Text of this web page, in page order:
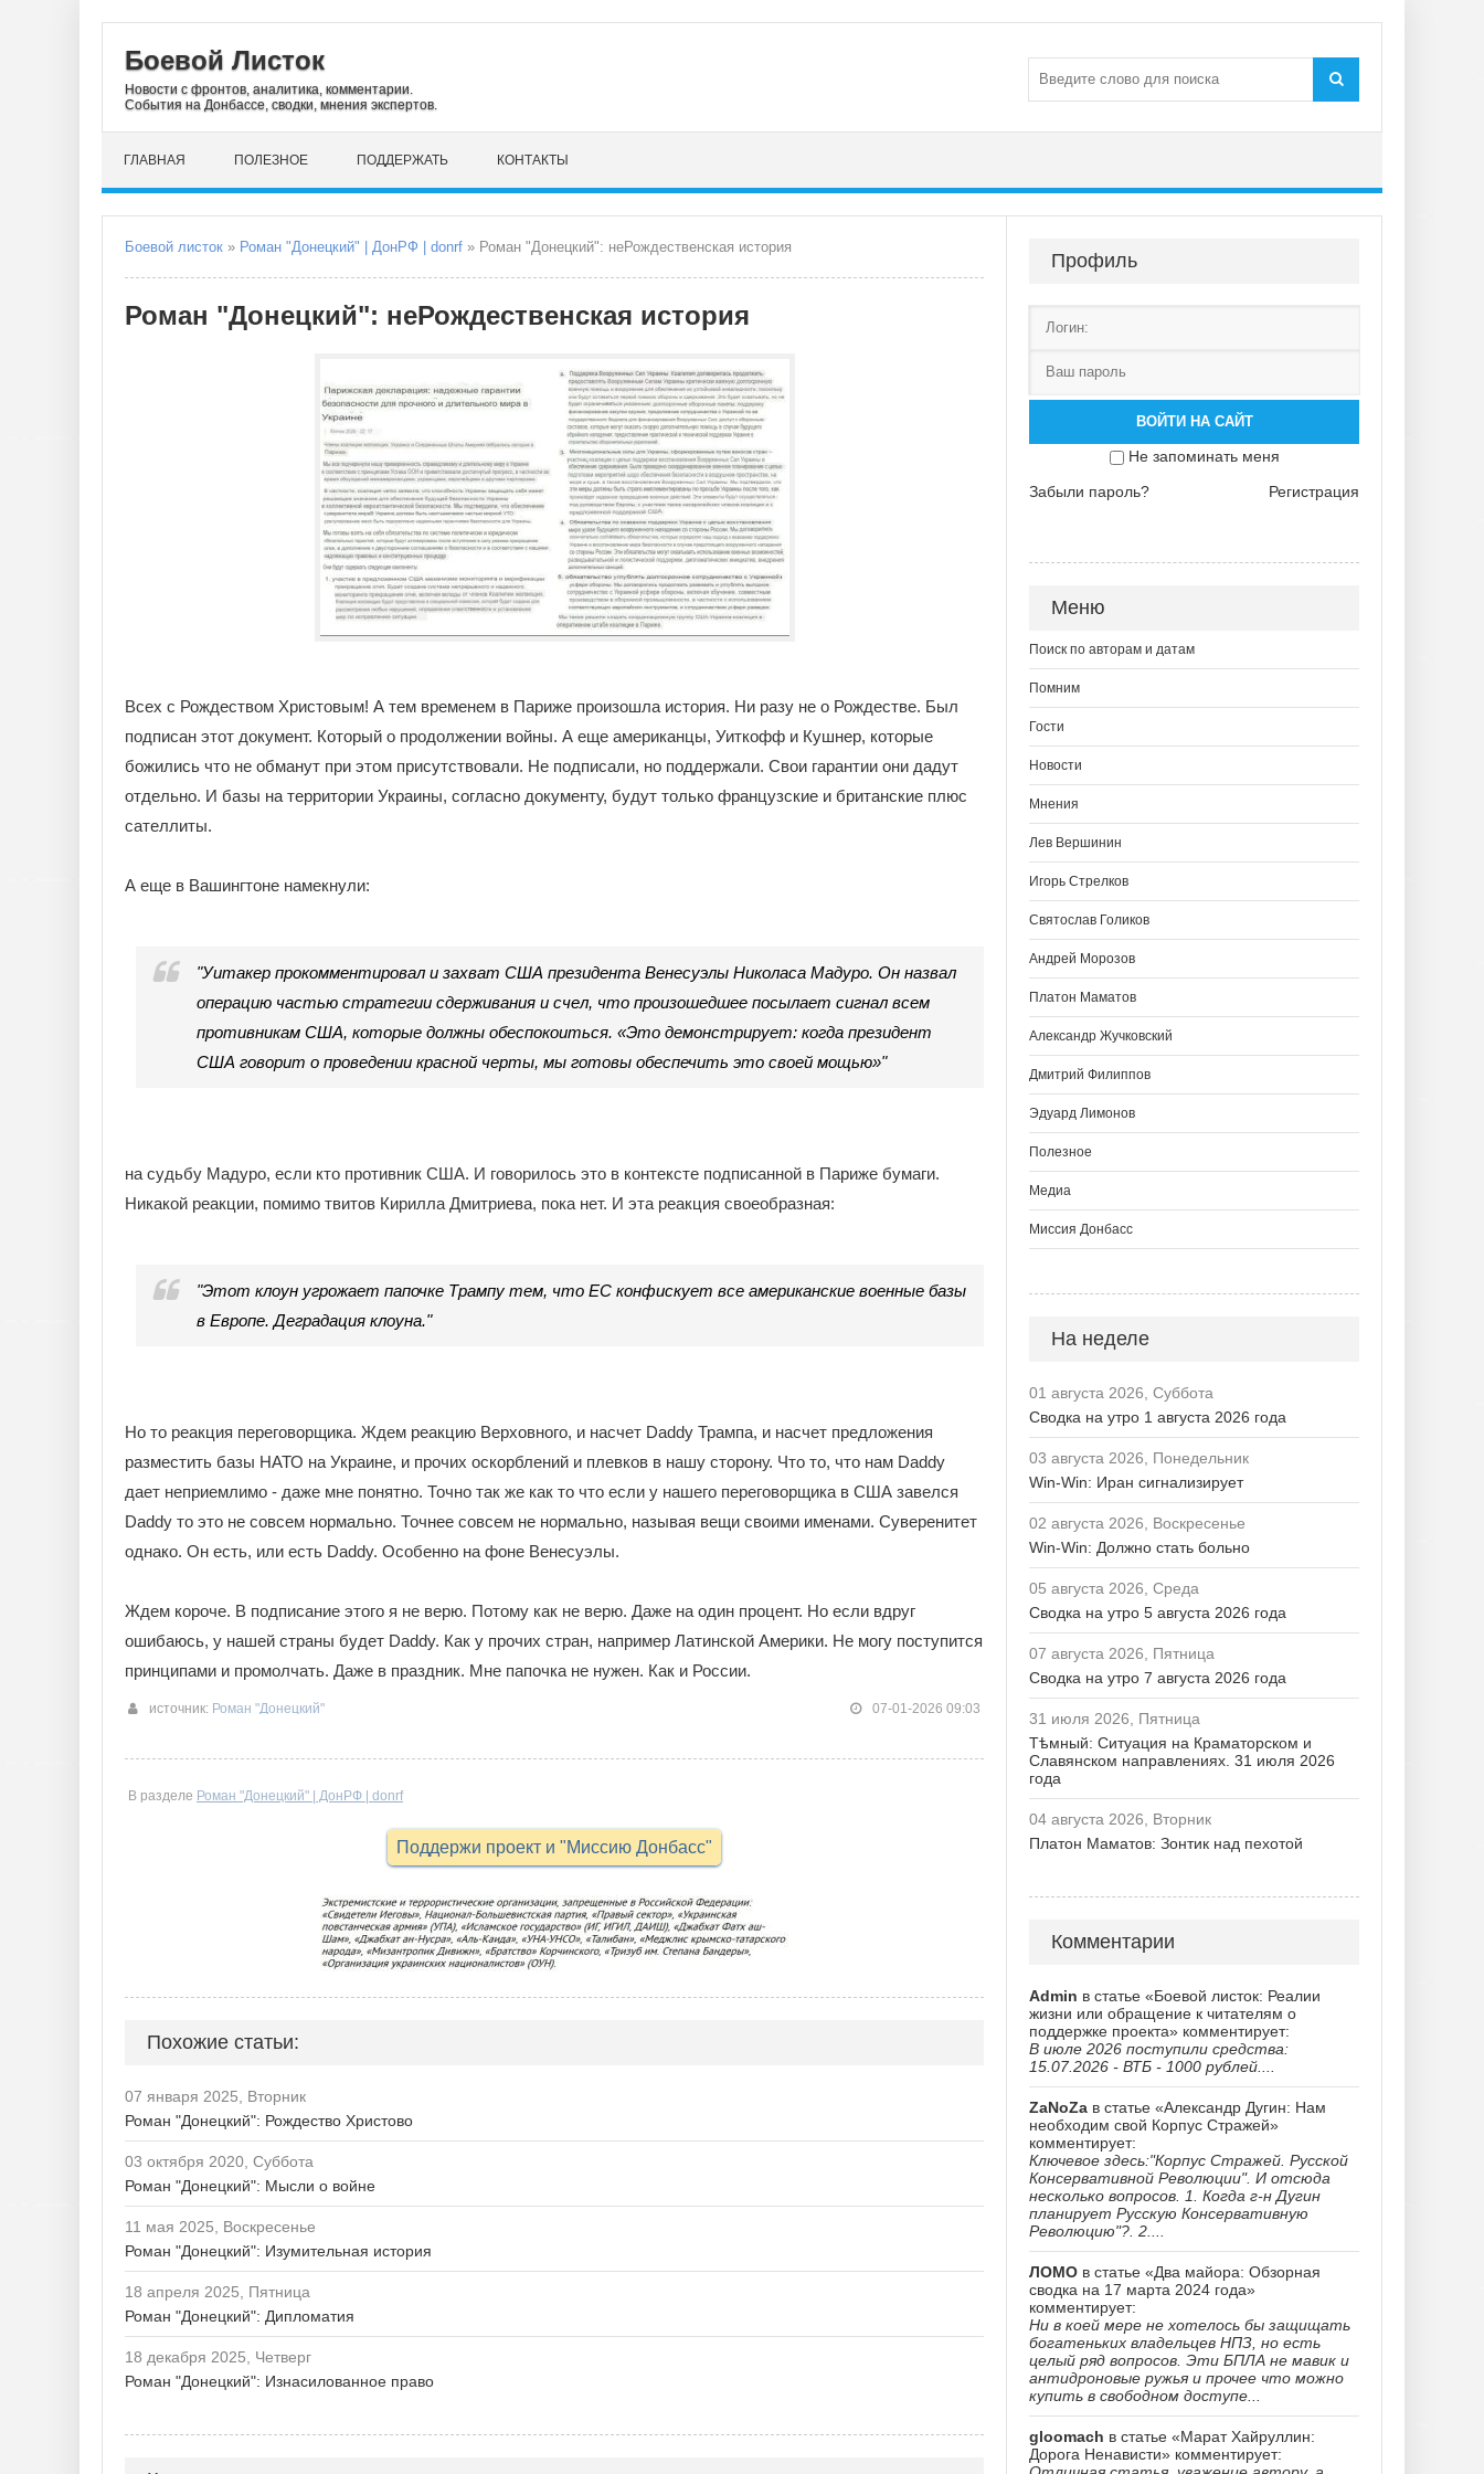
Боевой Листок
Новости с фронтов, аналитика, комментарии.
События на Донбассе, сводки, мнения экспертов.
ГЛАВНАЯ ПОЛЕЗНОЕ ПОДДЕРЖАТЬ КОНТАКТЫ
Боевой листок » Роман "Донецкий" | ДонРФ | donrf » Роман "Донецкий": неРождественская история
Роман "Донецкий": неРождественская история
Всех с Рождеством Христовым! А тем временем в Париже произошла история. Ни разу не о Рождестве. Был
подписан этот документ. Который о продолжении войны. А еще американцы, Уиткофф и Кушнер, которые
божились что не обманут при этом присутствовали. Не подписали, но поддержали. Свои гарантии они дадут
отдельно. И базы на территории Украины, согласно документу, будут только французские и британские плюс
сателлиты.
А еще в Вашингтоне намекнули:
"Уитакер прокомментировал и захват США президента Венесуэлы Николаса Мадуро. Он назвал
операцию частью стратегии сдерживания и счел, что произошедшее посылает сигнал всем
противникам США, которые должны обеспокоиться. «Это демонстрирует: когда президент
США говорит о проведении красной черты, мы готовы обеспечить это своей мощью»"
на судьбу Мадуро, если кто противник США. И говорилось это в контексте подписанной в Париже бумаги.
Никакой реакции, помимо твитов Кирилла Дмитриева, пока нет. И эта реакция своеобразная:
"Этот клоун угрожает папочке Трампу тем, что ЕС конфискует все американские военные базы
в Европе. Деградация клоуна."
Но то реакция переговорщика. Ждем реакцию Верховного, и насчет Daddy Трампа, и насчет предложения
разместить базы НАТО на Украине, и прочих оскорблений и плевков в нашу сторону. Что то, что нам Daddy
дает неприемлимо - даже мне понятно. Точно так же как то что если у нашего переговорщика в США завелся
Daddy то это не совсем нормально. Точнее совсем не нормально, называя вещи своими именами. Суверенитет
однако. Он есть, или есть Daddy. Особенно на фоне Венесуэлы.
Ждем короче. В подписание этого я не верю. Потому как не верю. Даже на один процент. Но если вдруг
ошибаюсь, у нашей страны будет Daddy. Как у прочих стран, например Латинской Америки. Не могу поступится
принципами и промолчать. Даже в праздник. Мне папочка не нужен. Как и России.
источник: Роман "Донецкий" 07-01-2026 09:03
В разделе Роман "Донецкий" | ДонРФ | donrf
Поддержи проект и "Миссию Донбасс"
Похожие статьи:
07 января 2025, Вторник
Роман "Донецкий": Рождество Христово
03 октября 2020, Суббота
Роман "Донецкий": Мысли о войне
11 мая 2025, Воскресенье
Роман "Донецкий": Изумительная история
18 апреля 2025, Пятница
Роман "Донецкий": Дипломатия
18 декабря 2025, Четверг
Роман "Донецкий": Изнасилованное право
Профиль
ВОЙТИ НА САЙТ
Не запоминать меня
Забыли пароль?
Регистрация
Меню
Поиск по авторам и датам
Помним
Гости
Новости
Мнения
Лев Вершинин
Игорь Стрелков
Святослав Голиков
Андрей Морозов
Платон Маматов
Александр Жучковский
Дмитрий Филиппов
Эдуард Лимонов
Полезное
Медиа
Миссия Донбасс
На неделе
01 августа 2026, Суббота
Сводка на утро 1 августа 2026 года
03 августа 2026, Понедельник
Win-Win: Иран сигнализирует
02 августа 2026, Воскресенье
Win-Win: Должно стать больно
05 августа 2026, Среда
Сводка на утро 5 августа 2026 года
07 августа 2026, Пятница
Сводка на утро 7 августа 2026 года
31 июля 2026, Пятница
Тѣмный: Ситуация на Краматорском и
Славянском направлениях. 31 июля 2026
года
04 августа 2026, Вторник
Платон Маматов: Зонтик над пехотой
Комментарии
Admin в статье «Боевой листок: Реалии
жизни или обращение к читателям о
поддержке проекта» комментирует:
В июле 2026 поступили средства:
15.07.2026 - ВТБ - 1000 рублей....
ZaNoZa в статье «Александр Дугин: Нам
необходим свой Корпус Стражей»
комментирует:
Ключевое здесь:"Корпус Стражей. Русской
Консервативной Революции". И отсюда
несколько вопросов. 1. Когда г-н Дугин
планирует Русскую Консервативную
Революцию"?. 2....
ЛОМО в статье «Два майора: Обзорная
сводка на 17 марта 2024 года»
комментирует:
Ни в коей мере не хотелось бы защищать
богатеньких владельцев НПЗ, но есть
целый ряд вопросов. Эти БПЛА не мавик и
антидроновые ружья и прочее что можно
купить в свободном доступе...
gloomach в статье «Марат Хайруллин:
Дорога Ненависти» комментирует: